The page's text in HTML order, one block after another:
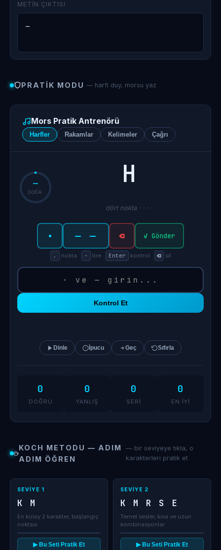
METIN ÇIKTISI
—
PRATIK MODU — harfi duy, morsu yaz
Mors Pratik Antrenörü
Harfler Rakamlar Kelimeler Çağrı
—
DOĞR.
H
dört nokta · · · ·
· — — ⌫ ✓ Gönder
. nokta - tire Enter kontrol ⌫ sil
Kontrol Et
Dinle İpucu Geç Sıfırla
0
DOĞRU
0
YANLIŞ
0
SERI
0
EN İYI
KOCH METODU — ADIM
ADIM ÖĞREN
— bir seviyeye tıkla, o
karakterleri pratik et
SEVIYE 1
K M
En kolay 2 karakter, başlangıç
noktası
▶ Bu Seti Pratik Et
SEVIYE 2
K M R S E
Temel sesler, kısa ve uzun
kombinasyonlar
▶ Bu Seti Pratik Et